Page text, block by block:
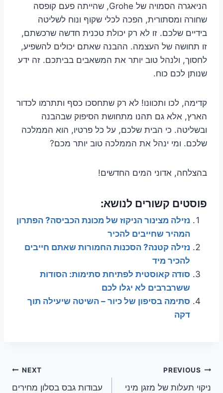
הניאגרה הסמויה של Grohe, שהייתה פעם קופסה
שחורה ומסתורית, הפכה לכלי שקוף ונוח לשליטה
בידיים שלכם. זו לא רק יכולת טכנית חדשה שרכשתם,
זו תחושה של העצמה. ההבנה שאתם יכולים להשפיע,
לחסוך, ולנהל טוב יותר את המשאבים בביתכם. זה ידע
שנותן לכם כוח.
קדימה, לכו ותכוונו! לא רק שתחסכו כסף ותתרמו לכדור
הארץ, אלא גם תהנו מתחושת הסיפוק שבהבנה
ובשליטה. כי הבית שלכם, על כל פרטיו, הוא הממלכה
שלכם. ומי ינהל את הממלכה טוב יותר מכם?
בהצלחה, אדוני המים החדשים!
פוסטים קשורים לנושא:
נזילה מצינור הניקוז של מכונת הכביסה? הפתרון
המהיר שחייבים להכיר
נזילה קטנה? הסכנות החמורות שאתם חייבים
להכיר מיד
סודה קאוסטית לפתיחת סתימות: הסודות
ששרברבים לא יגלו לכם
סתימה בסיפון של כיור – השיטה שיעילה תוך
דקה
ניווט
PREVIOUS
ניקוי תעלות של מזגן מיני
NEXT
עבודות גבס בסלון מחירים